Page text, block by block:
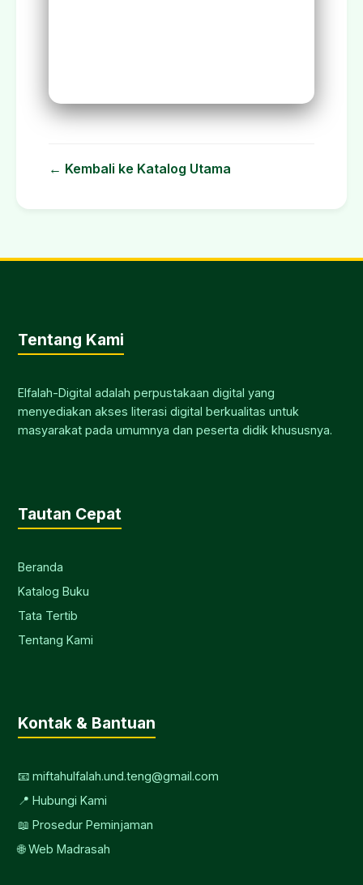
← Kembali ke Katalog Utama
Tentang Kami
Elfalah-Digital adalah perpustakaan digital yang
menyediakan akses literasi digital berkualitas untuk
masyarakat pada umumnya dan peserta didik khususnya.
Tautan Cepat
Beranda
Katalog Buku
Tata Tertib
Tentang Kami
Kontak & Bantuan
📧 miftahulfalah.und.teng@gmail.com
📍 Hubungi Kami
📖 Prosedur Peminjaman
🌐 Web Madrasah